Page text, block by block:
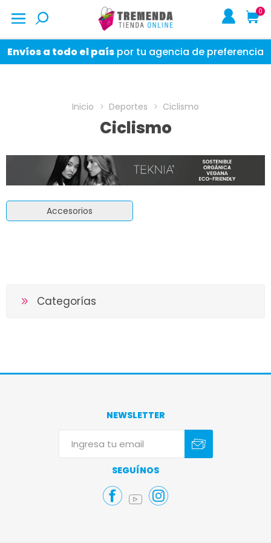
0
Envíos a todo el país por tu agencia de preferencia
Inicio Deportes Ciclismo
Ciclismo
Accesorios
Categorías
NEWSLETTER
SEGUÍNOS